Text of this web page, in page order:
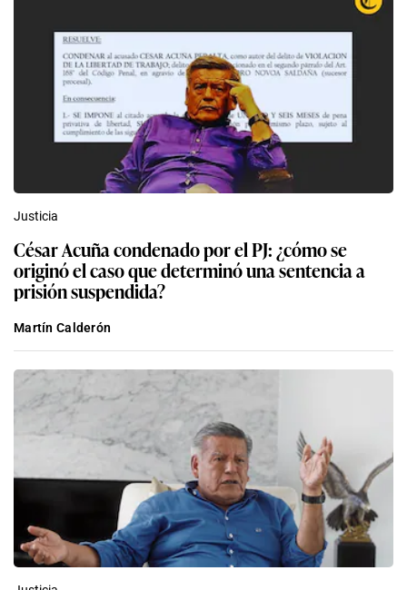
Justicia
César Acuña condenado por el PJ: ¿cómo se
originó el caso que determinó una sentencia a
prisión suspendida?
Martín Calderón